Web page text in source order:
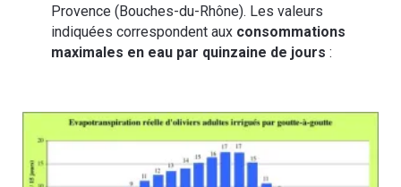
Provence (Bouches-du-Rhône). Les valeurs
indiquées correspondent aux consommations
maximales en eau par quinzaine de jours :